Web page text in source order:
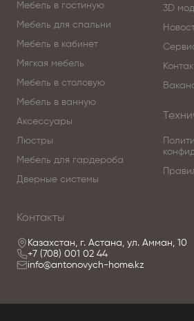
Мебель в гостиную
Мебель для спальни
Мебель в кабинет
Мягкая мебель
Мебель в столовую
Мебель в ванную
Аксессуары
Люстры
Мебель для гардероба
Дверные системы
3D
Контакты
Казахстан, г. Астана, ул. Амман, 10
+7 (708) 001 02 44
info@antonovych-home.kz